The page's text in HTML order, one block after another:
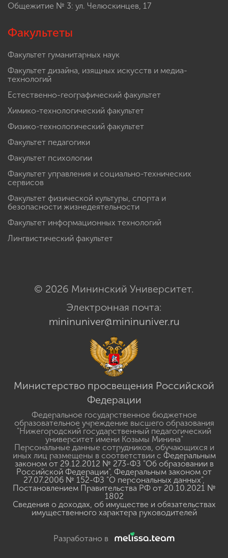
Общежитие № 3: ул. Челюскинцев, 17
Факультеты
Факультет гуманитарных наук
Факультет дизайна, изящных искусств и медиа-
технологий
Естественно-географический факультет
Химико-технологический факультет
Физико-технологический факультет
Факультет педагогики
Факультет психологии
Факультет управления и социально-технических
сервисов
Факультет физической культуры, спорта и
безопасности жизнедеятельности
Факультет информационных технологий
Лингвистический факультет
© 2026 Мининский Университет.
Электронная почта:
mininuniver@mininuniver.ru
Министерство просвещения Российской
Федерации
Федеральное государственное бюджетное
образовательное учреждение высшего образования
"Нижегородский государственный педагогический
университет имени Козьмы Минина"
Персональные данные сотрудников, обучающихся и
иных лиц размещены в соответствии с Федеральным
законом от 29.12.2012 № 273-ФЗ "Об образовании в
Российской Федерации", Федеральным законом от
27.07.2006 № 152-ФЗ "О персональных данных",
Постановлением Правительства РФ от 20.10.2021 №
1802
Сведения о доходах, об имуществе и обязательствах
имущественного характера руководителей
Разработано в